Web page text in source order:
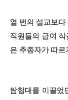
열 번의 설교보
직원들의 급여
은 추종자가 따르
탐험대를 이끌었